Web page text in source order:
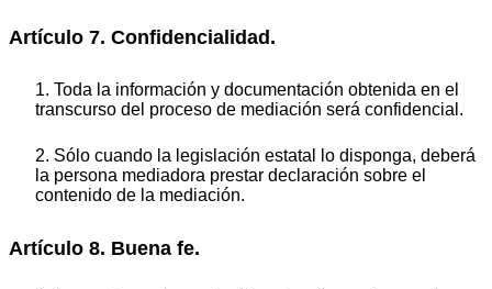
Artículo 7. Confidencialidad.
1. Toda la información y documentación obtenida en el
transcurso del proceso de mediación será confidencial.
2. Sólo cuando la legislación estatal lo disponga, deberá
la persona mediadora prestar declaración sobre el
contenido de la mediación.
Artículo 8. Buena fe.